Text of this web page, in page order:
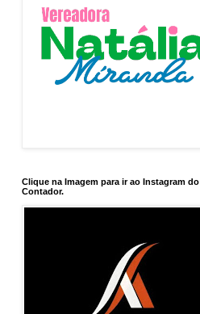
Clique na Imagem para ir ao Instagram do
Contador.